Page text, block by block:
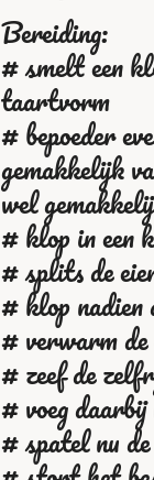
Bereiding:
# smelt een
taartvorm
# bepoeder
gemakkelijk
wel
# klop in een
# splits de
# klop nadien
# verwarm de
# zeef de
# voeg daarbij
# spatel nu